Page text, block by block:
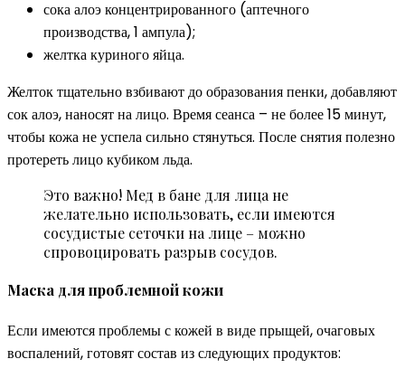
сока алоэ концентрированного (аптечного
производства, 1 ампула);
желтка куриного яйца.
Желток тщательно взбивают до образования пенки, добавляют
сок алоэ, наносят на лицо. Время сеанса – не более 15 минут,
чтобы кожа не успела сильно стянуться. После снятия полезно
протереть лицо кубиком льда.
Это важно! Мед в бане для лица не
желательно использовать, если имеются
сосудистые сеточки на лице – можно
спровоцировать разрыв сосудов.
Маска для проблемной кожи
Если имеются проблемы с кожей в виде прыщей, очаговых
воспалений, готовят состав из следующих продуктов: